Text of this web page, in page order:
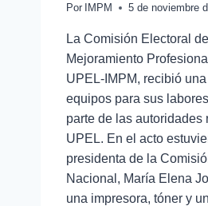
Por IMPM 5 de noviembre
La Comisión Electoral
Mejoramiento
UPEL-IMPM, recibió
equipos para sus
parte de las autoridades
UPEL. En el acto
presidenta de la
Nacional, María Elena
una impresora, tóner y